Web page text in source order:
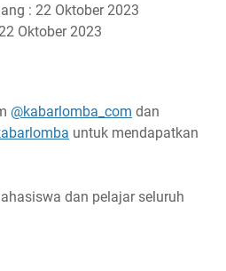
: 22 Oktober 2023
Oktober 2023
@kabarlomba_com dan
untuk mendapatkan
dan pelajar seluruh